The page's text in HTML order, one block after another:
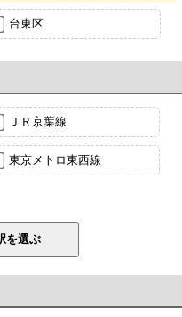
台東区
ＪＲ京葉線
東京メトロ東西線